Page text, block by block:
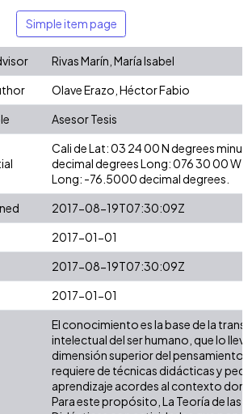
Simple item page
Rivas Marín, María Isabel
Olave Erazo, Héctor Fabio
Asesor Tesis
Cali de Lat: 03 24 00 N degrees
decimal degrees Long: 076 30 00 W
Long: -76.5000 decimal degrees.
2017-08-19T07:30:09Z
2017-01-01
2017-08-19T07:30:09Z
2017-01-01
El conocimiento es la base de la
intelectual del ser humano, que lo lleva
dimensión superior del pensamiento,
requiere de técnicas didácticas y
aprendizaje acordes al contexto
Para este propósito, La Teoría de las